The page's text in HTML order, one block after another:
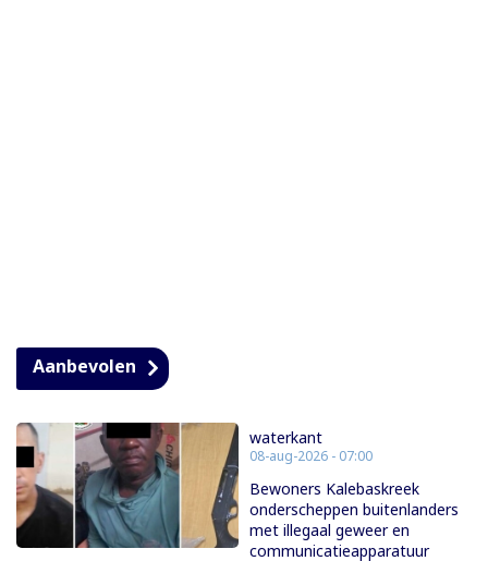
Aanbevolen
waterkant
08-aug-2026 - 07:00
Bewoners Kalebaskreek
onderscheppen buitenlanders
met illegaal geweer en
communicatieapparatuur